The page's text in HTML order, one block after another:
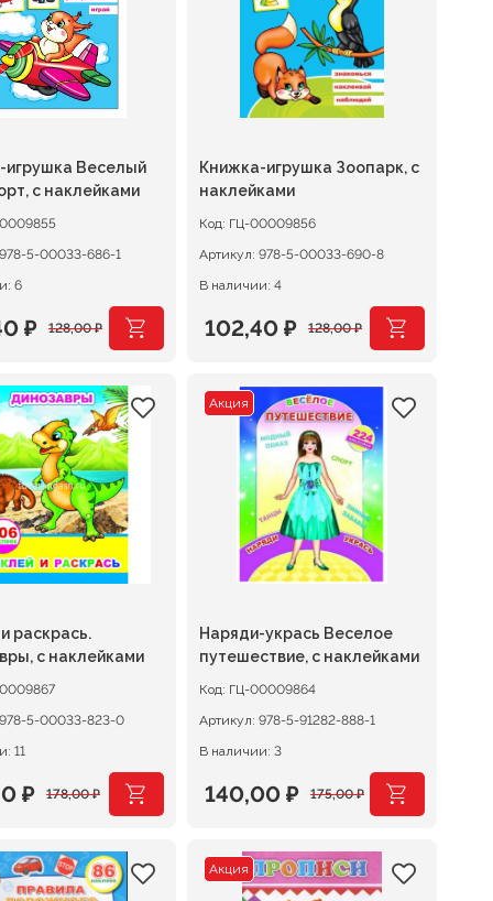
игрушка Веселый
с наклейками
978-5-00033-686-1
6
128,00₽
₽.
₽
₽.
Книжка-игрушка Зоопарк, с
наклейками
Код: ГЦ-00009856
Артикул: 978-5-00033-690-8
В наличии: 4
128,00₽
Первоначальная
составляла
128,00 ₽.
102,40 ₽
Текущая
102,40 ₽.
раскрась.
с наклейками
978-5-00033-823-0
11
178,00₽
₽
₽.
Акция
Наряди-укрась Веселое
путешествие, с наклейками
Код: ГЦ-00009864
Артикул: 978-5-91282-888-1
В наличии: 3
175,00₽
Первоначальная
составляла
140,00 ₽
Текущая
140,00 ₽.
Акция